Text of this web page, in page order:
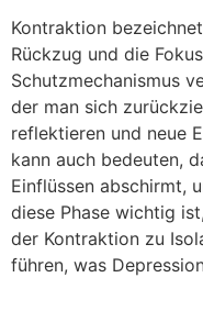
Kontraktion
Rückzug und die
Schutzmechanismus
der man sich
reflektieren und neue
kann auch bedeuten,
Einflüssen abschirmt,
diese Phase wichtig
der Kontraktion zu
führen, was